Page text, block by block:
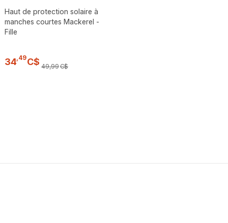
Haut de protection solaire à
manches courtes Mackerel -
Fille
34,49C$ 49,99C$